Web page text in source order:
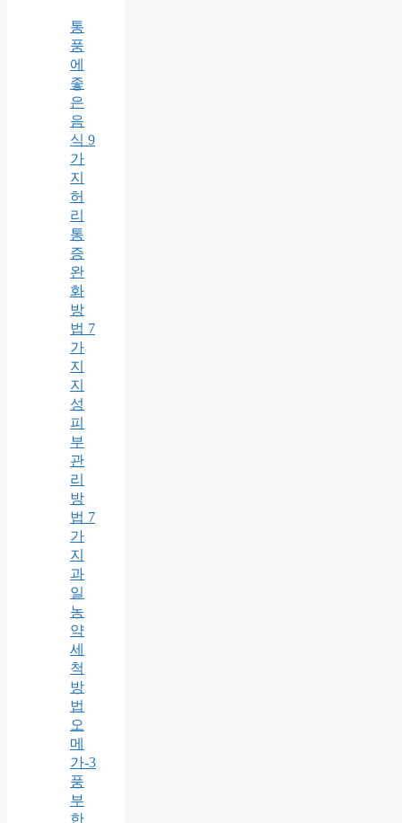
통
풍
에
좋
은
음
식 9
가
지
허
리
통
증
완
화
방
법 7
가
지
지
성
피
부
관
리
방
법 7
가
지
과
일
농
약
세
척
방
법
오
메
가-3
풍
부
한